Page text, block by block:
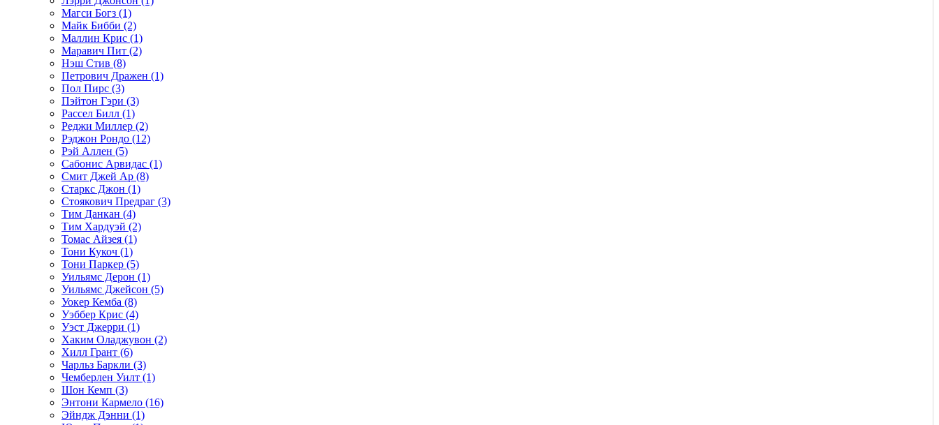
Магси Богз (1)
Майк Бибби (2)
Маллин Крис (1)
Маравич Пит (2)
Нэш Стив (8)
Петрович Дражен (1)
Пол Пирс (3)
Пэйтон Гэри (3)
Рассел Билл (1)
Реджи Миллер (2)
Рэджон Рондо (12)
Рэй Аллен (5)
Сабонис Арвидас (1)
Смит Джей Ар (8)
Старкс Джон (1)
Стоякович Предраг (3)
Тим Данкан (4)
Тим Хардуэй (2)
Томас Айзея (1)
Тони Кукоч (1)
Тони Паркер (5)
Уильямс Дерон (1)
Уильямс Джейсон (5)
Уокер Кемба (8)
Уэббер Крис (4)
Уэст Джерри (1)
Хаким Оладжувон (2)
Хилл Грант (6)
Чарльз Баркли (3)
Чемберлен Уилт (1)
Шон Кемп (3)
Энтони Кармело (16)
Эйндж Дэнни (1)